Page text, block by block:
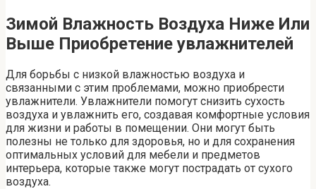
Зимой Влажность Воздуха Ниже Или
Выше Приобретение увлажнителей
Для борьбы с низкой влажностью воздуха и
связанными с этим проблемами, можно приобрести
увлажнители. Увлажнители помогут снизить сухость
воздуха и увлажнить его, создавая комфортные условия
для жизни и работы в помещении. Они могут быть
полезны не только для здоровья, но и для сохранения
оптимальных условий для мебели и предметов
интерьера, которые также могут пострадать от сухого
воздуха.